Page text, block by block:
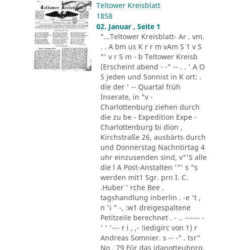
Teltower Kreisblatt
1858
02. Januar , Seite 1
"...Teltower Kreisblatt- Ar . vm.
. . A bm us K r r m vAm S 1 v S
"' v r S m - b Teltower Kreisb
(Erscheint abend - -" -- . . ' A O
S jeden und Sonnist in K ort: .
die der ' -- Quartal früh
Inserate, in "v -
Charlottenburg ziehen durch
die zu be - Expedition Expe -
Charlottenburg bi dion ,
Kirchstraße 26, ausbärts durch
und Donnerstag Nachntirtag 4
uhr einzusenden sind, v"'S alle
die l A Post-Anstalten '"' s "s
werden mit1 Sgr. prn I. C.
.Huber ' rche Bee .
tagshandlung inberlin . -e 't ,
n 'i " -, :w1 dreigespaltene
Petitzeile berechnet . - .. ------ -
' ' '--- r i , ,- !iedigirc von 1) r
Andreas Somnier. s -- -" . tsr"
No . 79 Für das idanotteubnrg,